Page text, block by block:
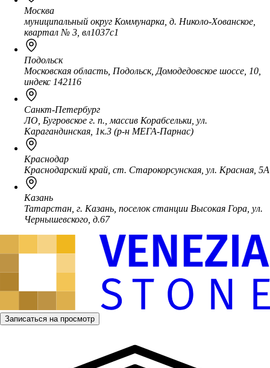
Москва
муниципальный округ Коммунарка, д. Николо-Хованское,
квартал № 3, вл1037с1
Подольск
Московская область, Подольск, Домодедовское шоссе, 10,
индекс 142116
Санкт-Петербург
ЛО, Бугровское г. п., массив Корабсельки, ул.
Карагандинская, 1к.3 (р-н МЕГА-Парнас)
Краснодар
Краснодарский край, ст. Старокорсунская, ул. Красная, 5А
Казань
Татарстан, г. Казань, поселок станции Высокая Гора, ул.
Чернышевского, д.67
Записаться на просмотр